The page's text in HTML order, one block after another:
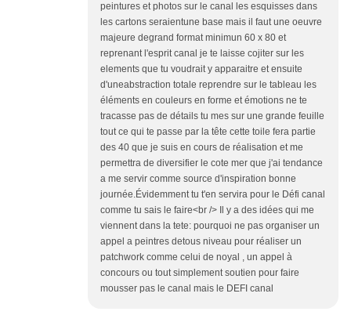
peintures et photos sur le canal les esquisses dans
les cartons seraientune base mais il faut une oeuvre
majeure degrand format minimun 60 x 80 et
reprenant l'esprit canal je te laisse cojiter sur les
elements que tu voudrait y apparaitre et ensuite
d'uneabstraction totale reprendre sur le tableau les
éléments en couleurs en forme et émotions ne te
tracasse pas de détails tu mes sur une grande feuille
tout ce qui te passe par la tête cette toile fera partie
des 40 que je suis en cours de réalisation et me
permettra de diversifier le cote mer que j'ai tendance
a me servir comme source d'inspiration bonne
journée.Évidemment tu t'en servira pour le Défi canal
comme tu sais le faire<br /> Il y a des idées qui me
viennent dans la tete: pourquoi ne pas organiser un
appel a peintres detous niveau pour réaliser un
patchwork comme celui de noyal , un appel à
concours ou tout simplement soutien pour faire
mousser pas le canal mais le DEFI canal